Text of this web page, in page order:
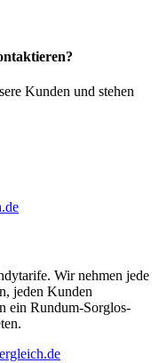
Kunden und stehen
Wir nehmen jede
jeden Kunden
ein Rundum-Sorglos-